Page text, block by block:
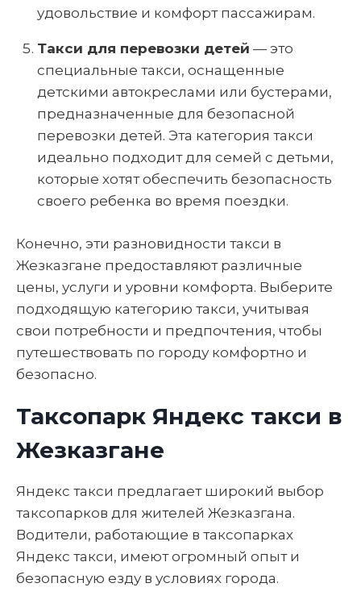
удовольствие и комфорт пассажирам.
Такси для перевозки детей — это
специальные такси, оснащенные
детскими автокреслами или бустерами,
предназначенные для безопасной
перевозки детей. Эта категория такси
идеально подходит для семей с детьми,
которые хотят обеспечить безопасность
своего ребенка во время поездки.
Конечно, эти разновидности такси в
Жезказгане предоставляют различные
цены, услуги и уровни комфорта. Выберите
подходящую категорию такси, учитывая
свои потребности и предпочтения, чтобы
путешествовать по городу комфортно и
безопасно.
Таксопарк Яндекс такси в
Жезказгане
Яндекс такси предлагает широкий выбор
таксопарков для жителей Жезказгана.
Водители, работающие в таксопарках
Яндекс такси, имеют огромный опыт и
безопасную езду в условиях города.